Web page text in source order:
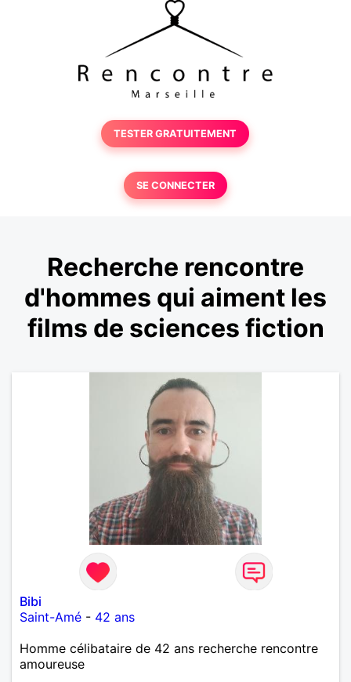
TESTER GRATUITEMENT
SE CONNECTER
Recherche rencontre
d'hommes qui aiment les
films de sciences fiction
Bibi
Saint-Amé - 42 ans
Homme célibataire de 42 ans recherche rencontre
amoureuse